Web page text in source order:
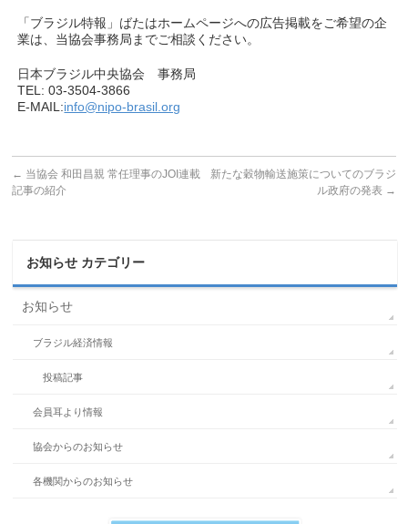
「ブラジル特報」ばたはホームページへの広告掲載をご希望の企
業は、当協会事務局までご相談ください。
日本ブラジル中央協会 事務局
TEL: 03-3504-3866
E-MAIL:info@nipo-brasil.org
← 当協会 和田昌親 常任理事のJOI連載
記事の紹介
新たな穀物輸送施策についてのブラジ
ル政府の発表 →
お知らせ カテゴリー
お知らせ
ブラジル経済情報
投稿記事
会員耳より情報
協会からのお知らせ
各機関からのお知らせ